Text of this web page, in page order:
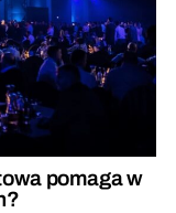
pomaga w